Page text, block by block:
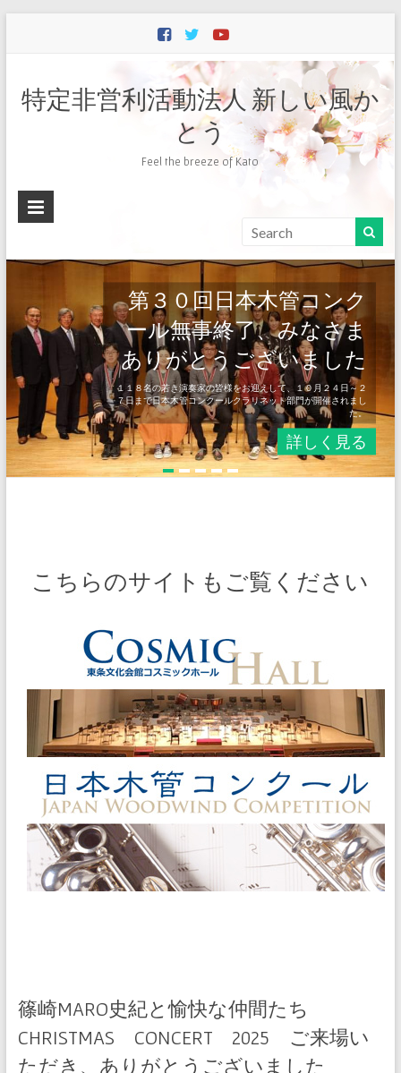
特定非営利活動法人 新しい風か
とう
Feel the breeze of Kato
第３０回日本木管コンク
ール無事終了、みなさま
ありがとうございました
１１８名の若き演奏家の皆様をお迎えして、１０月２４日～２
７日まで日本木管コンクールクラリネット部門が開催されまし
た。
詳しく見る
こちらのサイトもご覧ください
篠崎MARO史紀と愉快な仲間たち
CHRISTMAS CONCERT 2025 ご来場い
ただき、ありがとうございました